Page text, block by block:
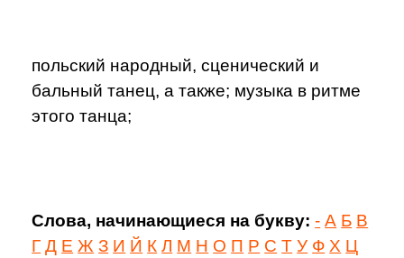
польский народный, сценический и
бальный танец, а также; музыка в ритме
этого танца;
Слова, начинающиеся на букву: - А Б В
Г Д Е Ж З И Й К Л М Н О П Р С Т У Ф Х Ц